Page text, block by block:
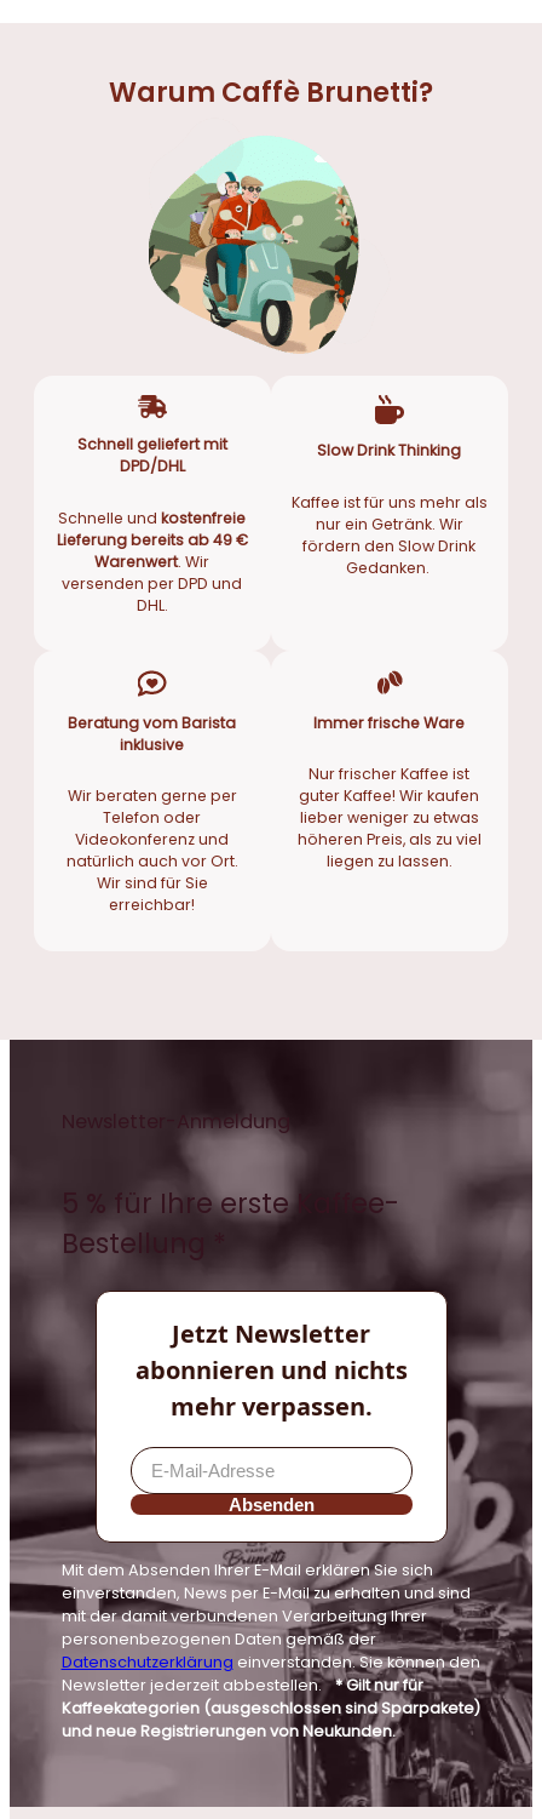
Warum Caffè Brunetti?
Schnell geliefert mit
DPD/DHL
Schnelle undkostenfreie
Lieferung bereits ab 49 €
Warenwert. Wir
versenden per DPD und
DHL.
Slow Drink Thinking
Kaffee ist für uns mehr als
nur ein Getränk. Wir
fördern den Slow Drink
Gedanken.
Beratung vom Barista
inklusive
Wir beraten gerne per
Telefon oder
Videokonferenz und
natürlich auch vor Ort.
Wir sind für Sie
erreichbar!
Immer frische Ware
Nur frischer Kaffee ist
guter Kaffee! Wir kaufen
lieber weniger zu etwas
höheren Preis, als zu viel
liegen zu lassen.
Newsletter-Anmeldung
5 % für Ihre erste Kaffee-
Bestellung *
Jetzt Newsletter
abonnieren und nichts
mehr verpassen.
Absenden
Mit dem Absenden Ihrer E-Mail erklären Sie sich
einverstanden, News per E-Mail zu erhalten und sind
mit der damit verbundenen Verarbeitung Ihrer
personenbezogenen Daten gemäß der
Datenschutzerklärung einverstanden. Sie können den
Newsletter jederzeit abbestellen.* Gilt nur für
Kaffeekategorien (ausgeschlossen sind Sparpakete)
und neue Registrierungen von Neukunden.